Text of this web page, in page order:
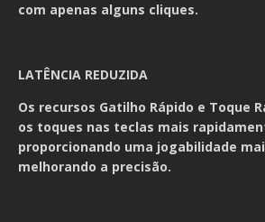
com apenas alguns cliques.
LATÊNCIA REDUZIDA
Os recursos Gatilho Rápido e Toque
os toques nas teclas mais
proporcionando uma jogabilidade
melhorando a precisão.